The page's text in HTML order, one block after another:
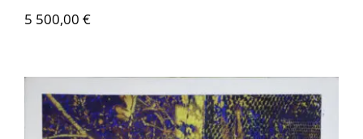
5 500,00 €